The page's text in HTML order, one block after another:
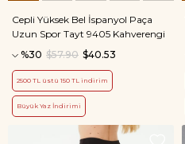
Cepli Yüksek Bel İspanyol Paça
Uzun Spor Tayt 9405 Kahverengi
%30
$40.53
$57.90
2500 TL üstü 150 TL indirim
Büyük Yaz İndirimi